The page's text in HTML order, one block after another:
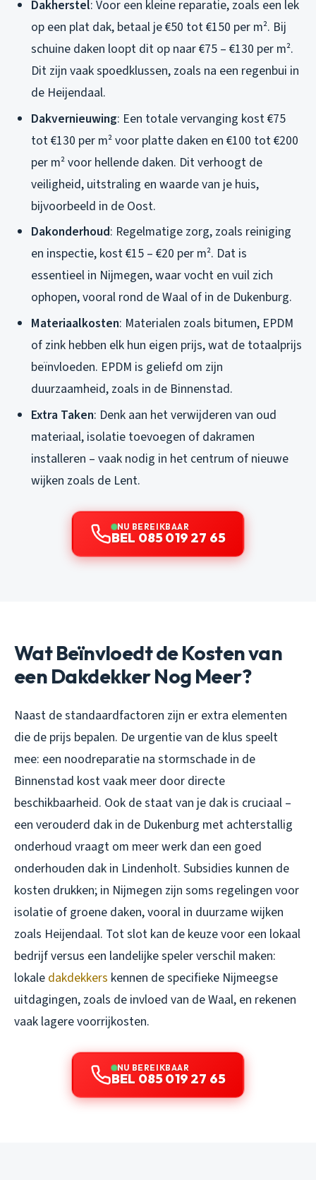
Dakherstel: Voor een kleine reparatie, zoals een lek
op een plat dak, betaal je €50 tot €150 per m². Bij
schuine daken loopt dit op naar €75 – €130 per m².
Dit zijn vaak spoedklussen, zoals na een regenbui in
de Heijendaal.
Dakvernieuwing: Een totale vervanging kost €75
tot €130 per m² voor platte daken en €100 tot €200
per m² voor hellende daken. Dit verhoogt de
veiligheid, uitstraling en waarde van je huis,
bijvoorbeeld in de Oost.
Dakonderhoud: Regelmatige zorg, zoals reiniging
en inspectie, kost €15 – €20 per m². Dat is
essentieel in Nijmegen, waar vocht en vuil zich
ophopen, vooral rond de Waal of in de Dukenburg.
Materiaalkosten: Materialen zoals bitumen, EPDM
of zink hebben elk hun eigen prijs, wat de totaalprijs
beïnvloeden. EPDM is geliefd om zijn
duurzaamheid, zoals in de Binnenstad.
Extra Taken: Denk aan het verwijderen van oud
materiaal, isolatie toevoegen of dakramen
installeren – vaak nodig in het centrum of nieuwe
wijken zoals de Lent.
NU BEREIKBAAR
BEL 085 019 27 65
Wat Beïnvloedt de Kosten van
een Dakdekker Nog Meer?
Naast de standaardfactoren zijn er extra elementen
die de prijs bepalen. De urgentie van de klus speelt
mee: een noodreparatie na stormschade in de
Binnenstad kost vaak meer door directe
beschikbaarheid. Ook de staat van je dak is cruciaal –
een verouderd dak in de Dukenburg met achterstallig
onderhoud vraagt om meer werk dan een goed
onderhouden dak in Lindenholt. Subsidies kunnen de
kosten drukken; in Nijmegen zijn soms regelingen voor
isolatie of groene daken, vooral in duurzame wijken
zoals Heijendaal. Tot slot kan de keuze voor een lokaal
bedrijf versus een landelijke speler verschil maken:
lokale dakdekkers kennen de specifieke Nijmeegse
uitdagingen, zoals de invloed van de Waal, en rekenen
vaak lagere voorrijkosten.
NU BEREIKBAAR
BEL 085 019 27 65